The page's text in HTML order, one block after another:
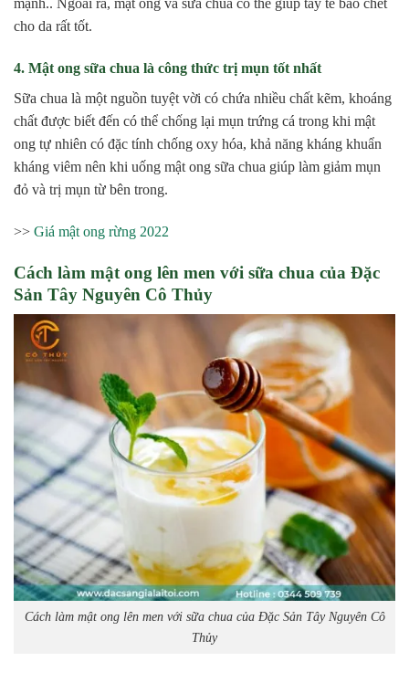
mạnh.. Ngoài ra, mật ong và sữa chua có thể giúp tẩy tế bào chết
cho da rất tốt.
4. Mật ong sữa chua là công thức trị mụn tốt nhất
Sữa chua là một nguồn tuyệt vời có chứa nhiều chất kẽm, khoáng
chất được biết đến có thể chống lại mụn trứng cá trong khi mật
ong tự nhiên có đặc tính chống oxy hóa, khả năng kháng khuẩn
kháng viêm nên khi uống mật ong sữa chua giúp làm giảm mụn
đỏ và trị mụn từ bên trong.
>> Giá mật ong rừng 2022
Cách làm mật ong lên men với sữa chua của Đặc
Sản Tây Nguyên Cô Thủy
Cách làm mật ong lên men với sữa chua của Đặc Sản Tây Nguyên Cô
Thủy